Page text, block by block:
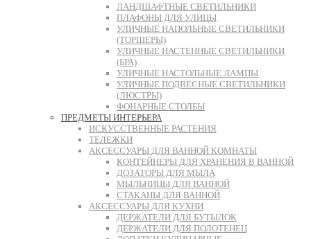
ЛАНДШАФТНЫЕ СВЕТИЛЬНИКИ
ПЛАФОНЫ ДЛЯ УЛИЦЫ
УЛИЧНЫЕ НАПОЛЬНЫЕ СВЕТИЛЬНИКИ
(ТОРШЕРЫ)
УЛИЧНЫЕ НАСТЕННЫЕ СВЕТИЛЬНИКИ
(БРА)
УЛИЧНЫЕ НАСТОЛЬНЫЕ ЛАМПЫ
УЛИЧНЫЕ ПОДВЕСНЫЕ СВЕТИЛЬНИКИ
(ЛЮСТРЫ)
ФОНАРНЫЕ СТОЛБЫ
ПРЕДМЕТЫ ИНТЕРЬЕРА
ИСКУССТВЕННЫЕ РАСТЕНИЯ
ТЕЛЕЖКИ
АКСЕССУАРЫ ДЛЯ ВАННОЙ КОМНАТЫ
КОНТЕЙНЕРЫ ДЛЯ ХРАНЕНИЯ В ВАННОЙ
ДОЗАТОРЫ ДЛЯ МЫЛА
МЫЛЬНИЦЫ ДЛЯ ВАННОЙ
СТАКАНЫ ДЛЯ ВАННОЙ
АКСЕССУАРЫ ДЛЯ КУХНИ
ДЕРЖАТЕЛИ ДЛЯ БУТЫЛОК
ДЕРЖАТЕЛИ ДЛЯ ПОЛОТЕНЕЦ